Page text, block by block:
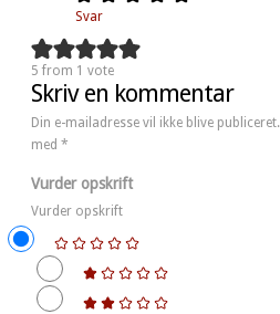
Svar
5 from 1 vote
Skriv en kommentar
Din e-mailadresse vil ikke blive publiceret.
med *
Vurder opskrift
Vurder opskrift